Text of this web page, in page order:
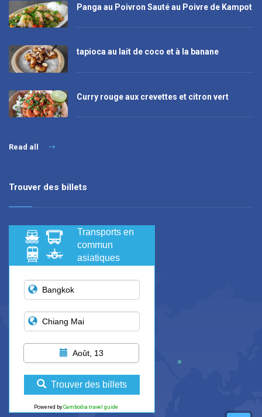
Panga au Poivron Sauté au Poivre de Kampot
tapioca au lait de coco et à la banane
Curry rouge aux crevettes et citron vert
Read all
Trouver des billets
Transports en
commun
asiatiques
Août, 13
Trouver des billets
Powered by Cambodia travel guide